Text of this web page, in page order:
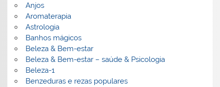
Anjos
Aromaterapia
Astrologia
Banhos mágicos
Beleza & Bem-estar
Beleza & Bem-estar – saúde & Psicologia
Beleza-1
Benzeduras e rezas populares